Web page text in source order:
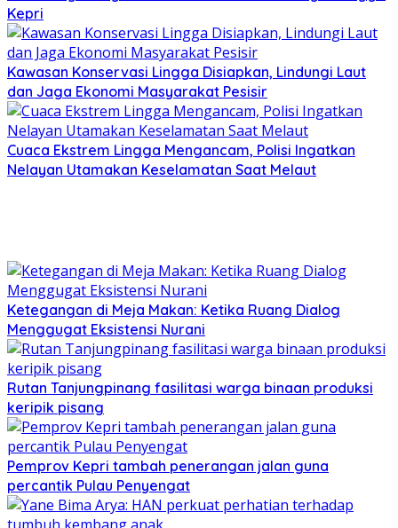
Kepri
Kawasan Konservasi Lingga Disiapkan, Lindungi Laut
dan Jaga Ekonomi Masyarakat Pesisir
Cuaca Ekstrem Lingga Mengancam, Polisi Ingatkan
Nelayan Utamakan Keselamatan Saat Melaut
Ketegangan di Meja Makan: Ketika Ruang Dialog
Menggugat Eksistensi Nurani
Rutan Tanjungpinang fasilitasi warga binaan produksi
keripik pisang
Pemprov Kepri tambah penerangan jalan guna
percantik Pulau Penyengat